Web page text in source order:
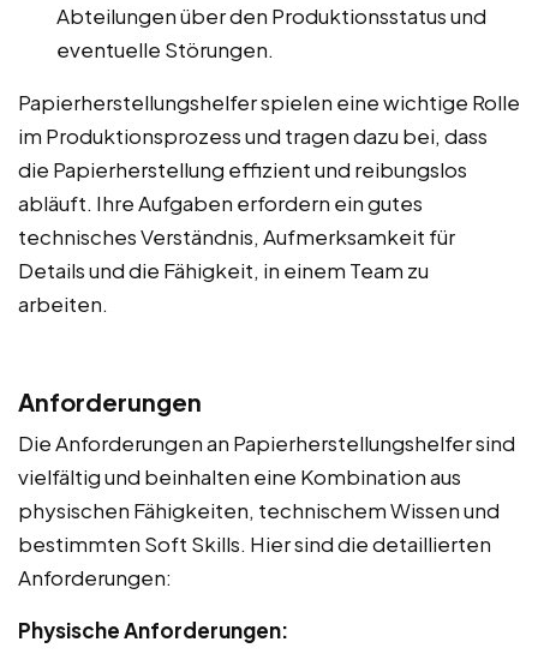
Abteilungen über den Produktionsstatus und
eventuelle Störungen.
Papierherstellungshelfer spielen eine wichtige Rolle
im Produktionsprozess und tragen dazu bei, dass
die Papierherstellung effizient und reibungslos
abläuft. Ihre Aufgaben erfordern ein gutes
technisches Verständnis, Aufmerksamkeit für
Details und die Fähigkeit, in einem Team zu
arbeiten.
Anforderungen
Die Anforderungen an Papierherstellungshelfer sind
vielfältig und beinhalten eine Kombination aus
physischen Fähigkeiten, technischem Wissen und
bestimmten Soft Skills. Hier sind die detaillierten
Anforderungen:
Physische Anforderungen: